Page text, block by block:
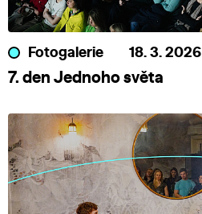
Fotogalerie 18. 3. 2026
7. den Jednoho světa